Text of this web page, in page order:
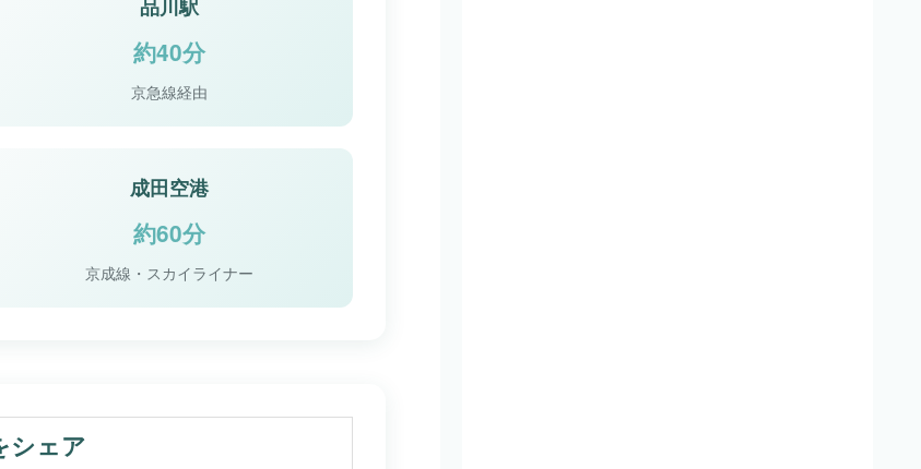
品川駅
約40分
京急線経由
成田空港
約60分
京成線・スカイライナー
シェア